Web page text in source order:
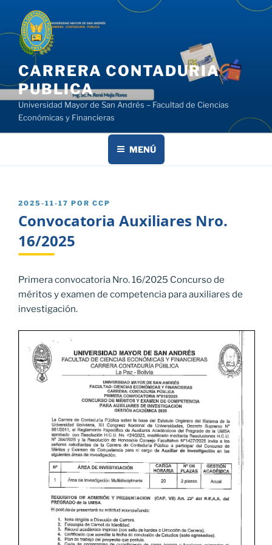
contenido
CARRERA CONTADURIA
PUBLICA
Universidad Mayor de San Andrés – Facultad de Ciencias
Económicas y Financieras
MENÚ
PUBLICADO
2025-11-17 POR CCP
Convocatoria Auxiliares Nro.
16/2025
Primera convocatoria Nro. 16/2025 Concurso de
méritos y examen de competencia para auxiliares de
investigación.